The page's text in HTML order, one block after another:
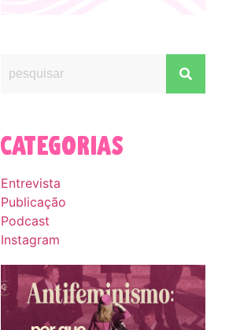
categorias
Entrevista
Publicação
Podcast
Instagram